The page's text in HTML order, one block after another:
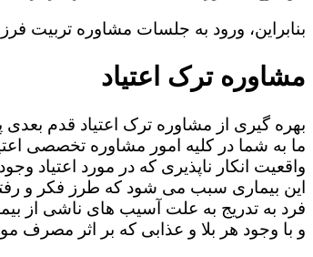
بنابراین، ورود به جلسات مشاوره تربیت
مشاوره ترک اعتیاد
بهره گیری از مشاوره ترک اعتیاد قدم
ما به شما در کلیه امور مشاوره تخصصی
واقعیت انکار ناپذیری که در مورد اعتیاد
این بیماری سبب می شود که طرز فکر و
فرد به تدریج به علت آسیب های ناشی از
و با وجود هر بلا و عذابی که بر اثر مصرف